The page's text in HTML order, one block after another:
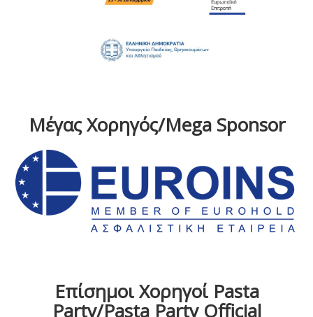
Μέγας Χορηγός/Mega Sponsor
Επίσημοι Χορηγοί Pasta
Party/Pasta Party Official